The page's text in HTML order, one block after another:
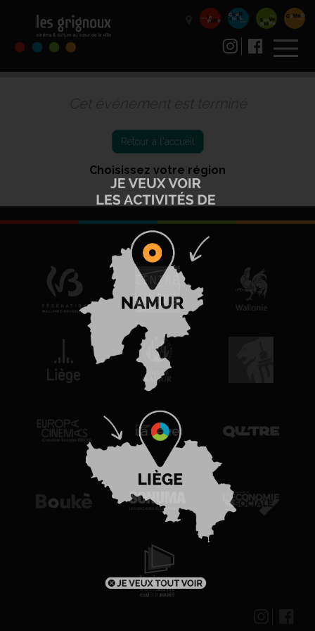
Cet événement est terminé
Retour à l'accueil
Choisissez votre région